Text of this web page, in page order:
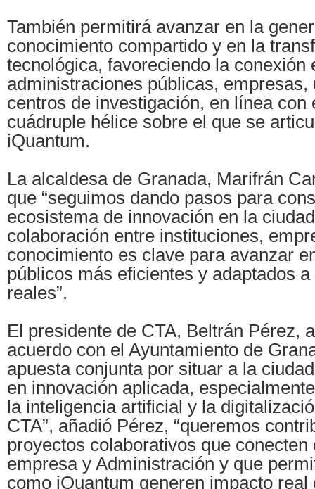
También permitirá avanzar en la
conocimiento compartido y en la
tecnológica, favoreciendo la conexión
administraciones públicas, empresas,
centros de investigación, en línea con
cuádruple hélice sobre el que se
iQuantum.
La alcaldesa de Granada, Marifrán
que “seguimos dando pasos para
ecosistema de innovación en la
colaboración entre instituciones,
conocimiento es clave para avanzar
públicos más eficientes y adaptados
reales”.
El presidente de CTA, Beltrán Pérez,
acuerdo con el Ayuntamiento de
apuesta conjunta por situar a la
en innovación aplicada,
la inteligencia artificial y la
CTA”, añadió Pérez, “queremos
proyectos colaborativos que conecten
empresa y Administración y que
como iQuantum generen impacto real